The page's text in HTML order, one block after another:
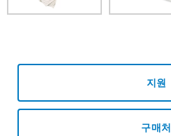
지원
구매처